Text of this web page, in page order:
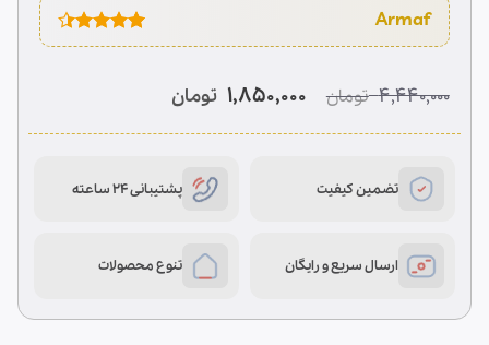
امتیازدهی
5
4,440,000 تومان قیمت
اصلی
4,440,000 تومان
1,850,000 تومان قیمت
فعلی
1,850,000 تومان
تضمین کیفیت پشتیبانی 24 ساعته
ارسال سریع و رایگان تنوع محصولات